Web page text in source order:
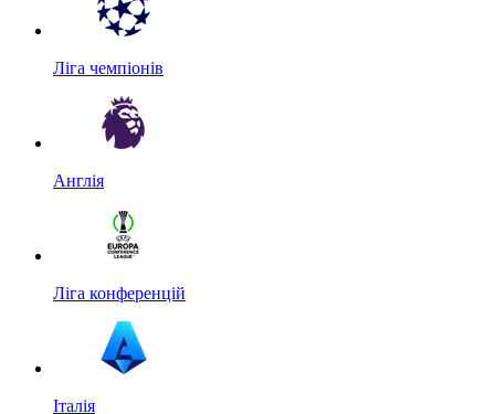
Ліга чемпіонів
Англія
Ліга конференцій
Італія